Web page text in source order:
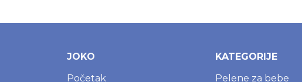
JOKO
Početak
KATEGORIJE
Pelene za bebe